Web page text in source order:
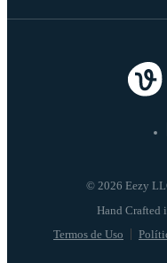
© 2026 Eezy
Termos de Uso